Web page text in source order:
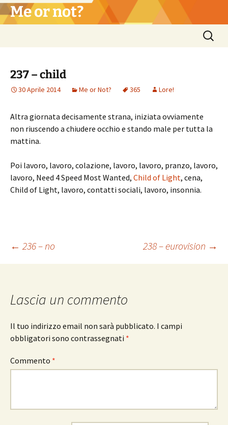
Vai
al Me or not?
Ricerca
per:
237 – child
30 Aprile 2014 Me or Not? 365 Lore!
Altra giornata decisamente strana, iniziata ovviamente
non riuscendo a chiudere occhio e stando male per tutta la
mattina.
Poi lavoro, lavoro, colazione, lavoro, lavoro, pranzo, lavoro,
lavoro, Need 4 Speed Most Wanted, Child of Light, cena,
Child of Light, lavoro, contatti sociali, lavoro, insonnia.
Navigazione
← 236 – no 238 – eurovision →
Lascia un commento
Il tuo indirizzo email non sarà pubblicato. I campi
obbligatori sono contrassegnati *
Commento *